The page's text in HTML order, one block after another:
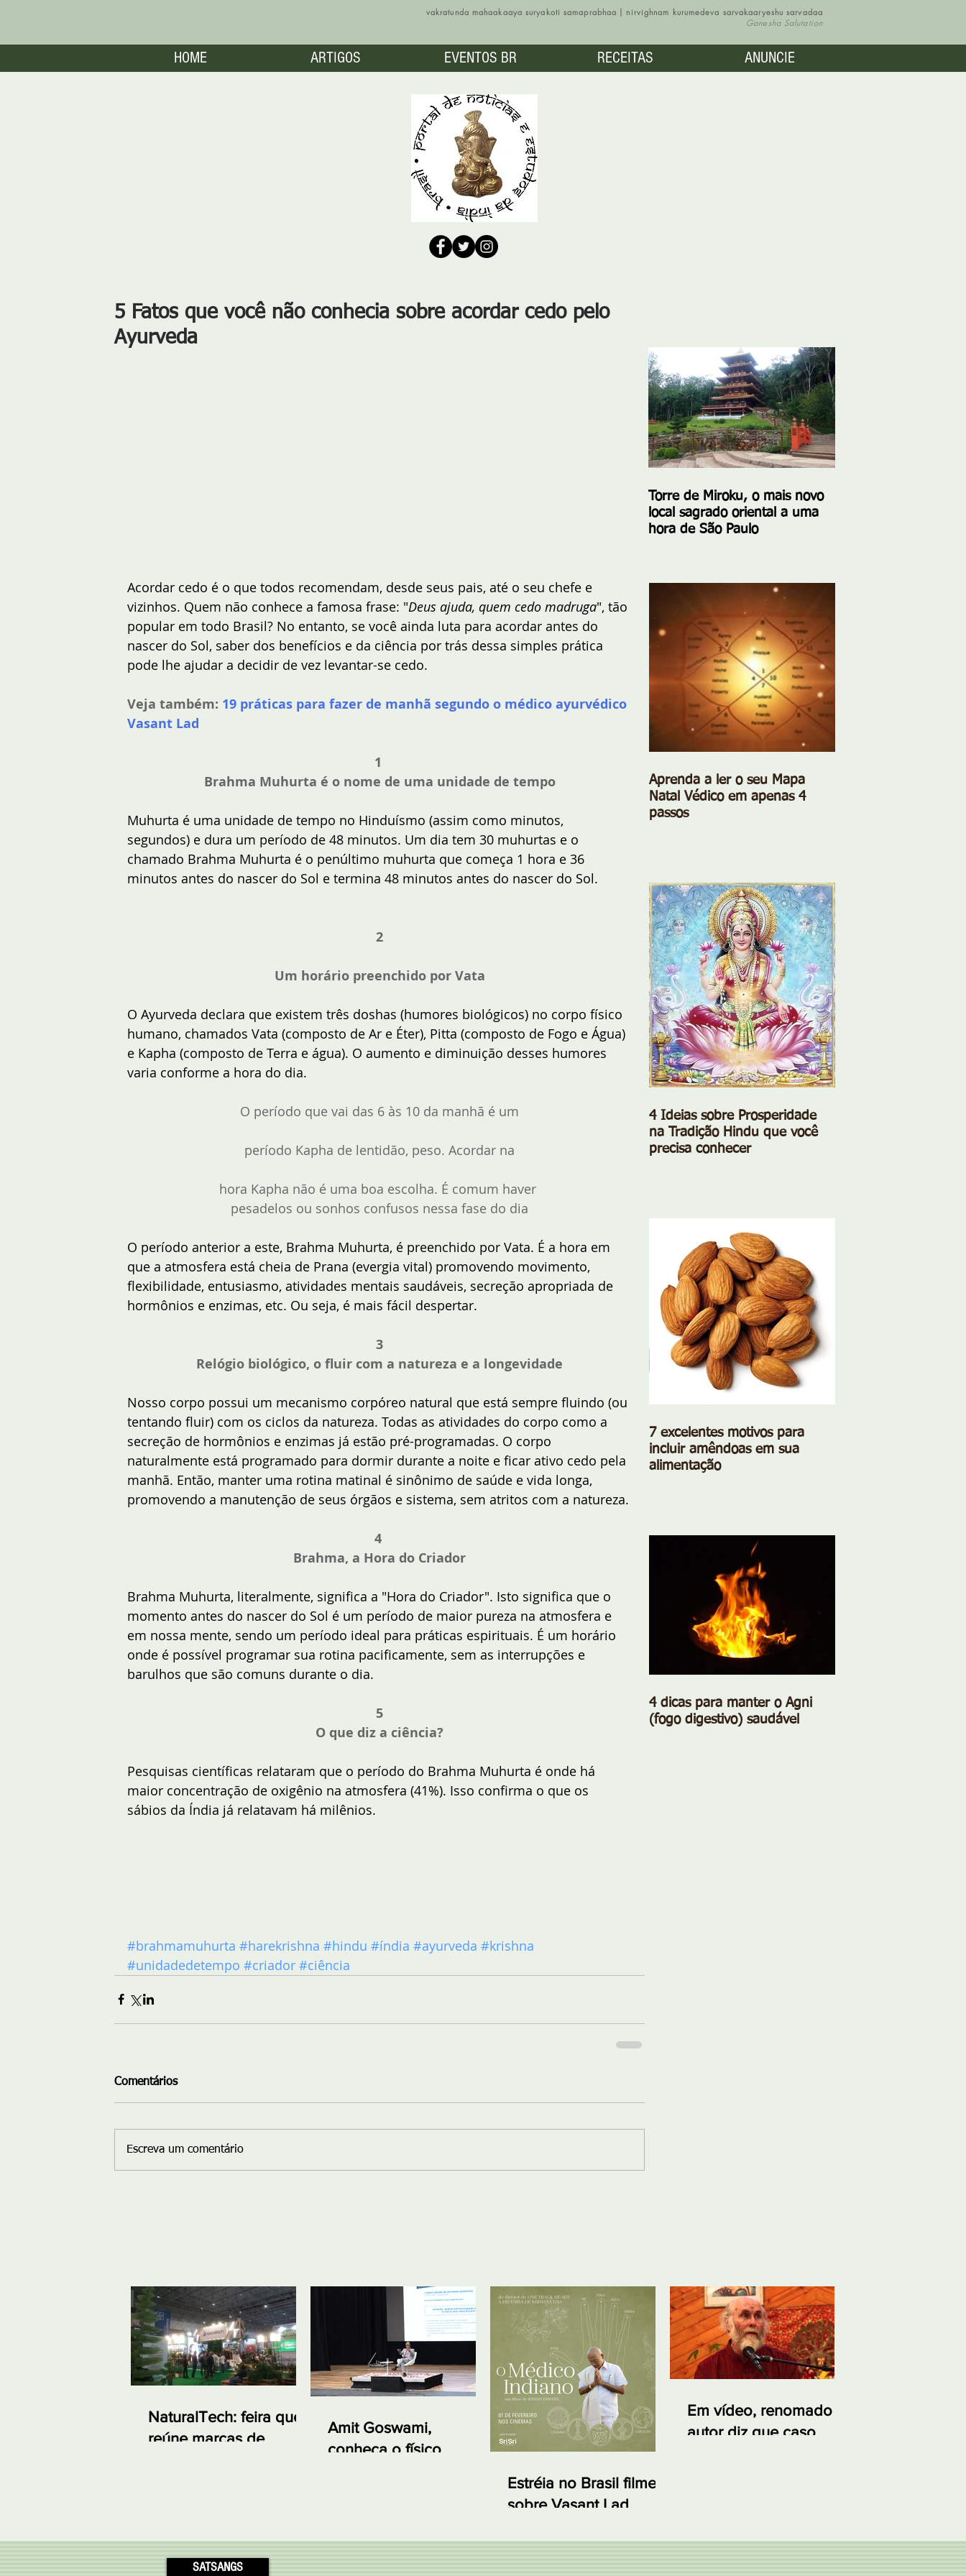
vakratunda mahaakaaya suryakoti samaprabhaa | nirvighnam kurumedeva sarvakaaryeshu sarvadaa
Ganesha Salutation
5 Fatos que você não conhecia sobre acordar cedo pelo
Ayurveda
Acordar cedo é o que todos recomendam, desde seus pais, até o seu chefe e
vizinhos. Quem não conhece a famosa frase: "Deus ajuda, quem cedo madruga", tão
popular em todo Brasil? No entanto, se você ainda luta para acordar antes do
nascer do Sol, saber dos benefícios e da ciência por trás dessa simples prática
pode lhe ajudar a decidir de vez levantar-se cedo.
Veja também: 19 práticas para fazer de manhã segundo o médico ayurvédico
Vasant Lad
1
Brahma Muhurta é o nome de uma unidade de tempo
Muhurta é uma unidade de tempo no Hinduísmo (assim como minutos,
segundos) e dura um período de 48 minutos. Um dia tem 30 muhurtas e o
chamado Brahma Muhurta é o penúltimo muhurta que começa 1 hora e 36
minutos antes do nascer do Sol e termina 48 minutos antes do nascer do Sol.
2
Um horário preenchido por Vata
O Ayurveda declara que existem três doshas (humores biológicos) no corpo físico
humano, chamados Vata (composto de Ar e Éter), Pitta (composto de Fogo e Água)
e Kapha (composto de Terra e água). O aumento e diminuição desses humores
varia conforme a hora do dia.
O período que vai das 6 às 10 da manhã é um
período Kapha de lentidão, peso. Acordar na
hora Kapha não é uma boa escolha. É comum haver
pesadelos ou sonhos confusos nessa fase do dia
O período anterior a este, Brahma Muhurta, é preenchido por Vata. É a hora em
que a atmosfera está cheia de Prana (evergia vital) promovendo movimento,
flexibilidade, entusiasmo, atividades mentais saudáveis, secreção apropriada de
hormônios e enzimas, etc. Ou seja, é mais fácil despertar.
3
Relógio biológico, o fluir com a natureza e a longevidade
Nosso corpo possui um mecanismo corpóreo natural que está sempre fluindo (ou
tentando fluir) com os ciclos da natureza. Todas as atividades do corpo como a
secreção de hormônios e enzimas já estão pré-programadas. O corpo
naturalmente está programado para dormir durante a noite e ficar ativo cedo pela
manhã. Então, manter uma rotina matinal é sinônimo de saúde e vida longa,
promovendo a manutenção de seus órgãos e sistema, sem atritos com a natureza.
4
Brahma, a Hora do Criador
Brahma Muhurta, literalmente, significa a "Hora do Criador". Isto significa que o
momento antes do nascer do Sol é um período de maior pureza na atmosfera e
em nossa mente, sendo um período ideal para práticas espirituais. É um horário
onde é possível programar sua rotina pacificamente, sem as interrupções e
barulhos que são comuns durante o dia.
5
O que diz a ciência?
Pesquisas científicas relataram que o período do Brahma Muhurta é onde há
maior concentração de oxigênio na atmosfera (41%). Isso confirma o que os
sábios da Índia já relatavam há milênios.
#brahmamuhurta #harekrishna #hindu #índia #ayurveda #krishna
#unidadedetempo #criador #ciência
Comentários
Escreva um comentário
Torre de Miroku, o mais novo
local sagrado oriental a uma
hora de São Paulo
Aprenda a ler o seu Mapa
Natal Védico em apenas 4
passos
4 Ideias sobre Prosperidade
na Tradição Hindu que você
precisa conhecer
7 excelentes motivos para
incluir amêndoas em sua
alimentação
4 dicas para manter o Agni
(fogo digestivo) saudável
NaturalTech: feira que
reúne marcas de
Amit Goswami,
conheça o físico
Estréia no Brasil filme
sobre Vasant Lad,
Em vídeo, renomado
autor diz que caso
SATSANGS
HOME ARTIGOS EVENTOS BR RECEITAS ANUNCIE